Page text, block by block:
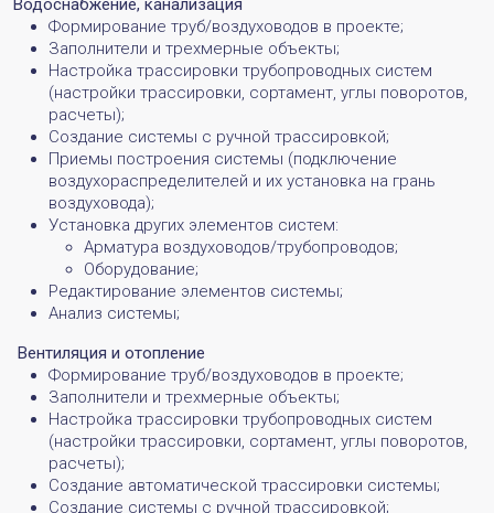
Формирование труб/воздуховодов в проекте;
Заполнители и трехмерные объекты;
Настройка трассировки трубопроводных систем
(настройки трассировки, сортамент, углы поворотов,
расчеты);
Создание системы с ручной трассировкой;
Приемы построения системы (подключение
воздухораспределителей и их установка на грань
воздуховода);
Установка других элементов систем:
Арматура воздуховодов/трубопроводов;
Оборудование;
Редактирование элементов системы;
Анализ системы;
Вентиляция и отопление
Формирование труб/воздуховодов в проекте;
Заполнители и трехмерные объекты;
Настройка трассировки трубопроводных систем
(настройки трассировки, сортамент, углы поворотов,
расчеты);
Создание автоматической трассировки системы;
Создание системы с ручной трассировкой;